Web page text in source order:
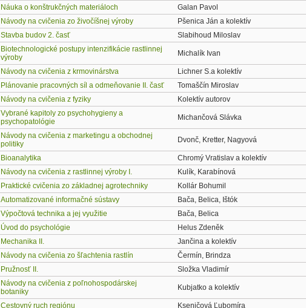
Náuka o konštrukčných materiáloch
Galan Pavol
Návody na cvičenia zo živočíšnej výroby
Pšenica Ján a kolektív
Stavba budov 2. časť
Slabihoud Miloslav
Biotechnologické postupy intenzifikácie rastlinnej
výroby
Michalík Ivan
Návody na cvičenia z krmovinárstva
Lichner S.a kolektív
Plánovanie pracovných síl a odmeňovanie II. časť
Tomaščín Miroslav
Návody na cvičenia z fyziky
Kolektív autorov
Vybrané kapitoly zo psychohygieny a
psychopatológie
Michančová Slávka
Návody na cvičenia z marketingu a obchodnej
politiky
Dvonč, Kretter, Nagyová
Bioanalytika
Chromý Vratislav a kolektív
Návody na cvičenia z rastlinnej výroby I.
Kulík, Karabínová
Praktické cvičenia zo základnej agrotechniky
Kollár Bohumil
Automatizované informačné sústavy
Bača, Belica, Ištók
Výpočtová technika a jej využitie
Bača, Belica
Úvod do psychológie
Helus Zdeněk
Mechanika II.
Jančina a kolektív
Návody na cvičenia zo šľachtenia rastlín
Čermín, Brindza
Pružnosť II.
Složka Vladimír
Návody na cvičenia z poľnohospodárskej
botaniky
Kubjatko a kolektív
Cestovný ruch regiónu
Kseničová Ľubomíra